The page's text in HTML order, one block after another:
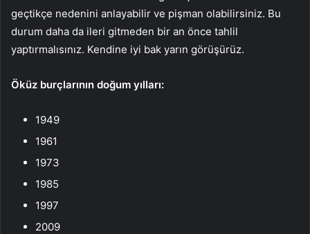
geçtikçe nedenini anlayabilir ve pişman olabilirsiniz. Bu
durum daha da ileri gitmeden bir an önce tahlil
yaptırmalısınız. Kendine iyi bak yarın görüşürüz.
Öküz burçlarının doğum yılları:
1949
1961
1973
1985
1997
2009